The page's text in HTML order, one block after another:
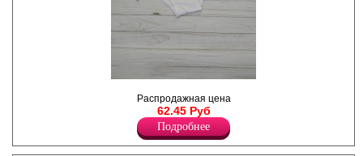
хлопка, с принтом "бабочка".
Удобная мягкая резинка, х/б
ластовица.
Хлопок 95%
Эластан 5%
Распродажная цена
62.45 Руб
Подробнее